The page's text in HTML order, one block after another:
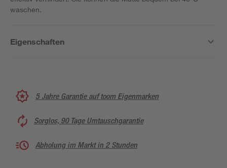
waschen.
Eigenschaften
5 Jahre Garantie auf toom Eigenmarken
Sorglos, 90 Tage Umtauschgarantie
Abholung im Markt in 2 Stunden